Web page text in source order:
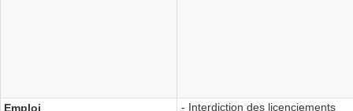
Emploi
- Interdiction des licenciements